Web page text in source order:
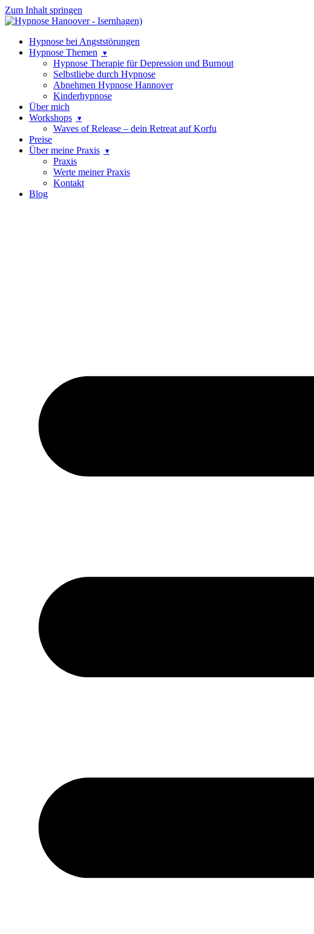
Zum Inhalt springen
Hypnose bei Angststörungen
Hypnose Themen
Hypnose Therapie für Depression und Burnout
Selbstliebe durch Hypnose
Abnehmen Hypnose Hannover
Kinderhypnose
Über mich
Workshops
Waves of Release – dein Retreat auf Korfu
Preise
Über meine Praxis
Praxis
Werte meiner Praxis
Kontakt
Blog